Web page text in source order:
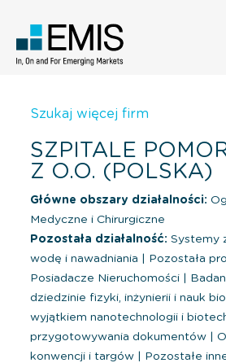
Szukaj więcej firm
SZPITALE
Z O.O. (POLSKA)
Główne obszary działalności:
Medyczne i Chirurgiczne
Pozostała działalność: Systemy
wodę i nawadniania
Pozostała
Posiadacze Nieruchomości
dziedzinie fizyki, inżynierii i nauk
wyjątkiem nanotechnologii i
przygotowywania dokumentów
konwencji i targów
Pozostałe